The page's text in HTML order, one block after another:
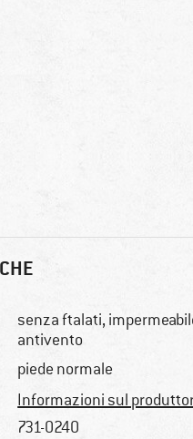
senza ftalati,
antivento
piede normale
Informazioni sul
731-0240